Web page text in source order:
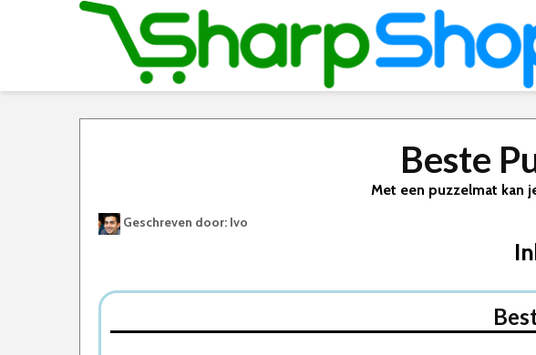
Beste
Met een puzzelmat kan
Geschreven door: Ivo